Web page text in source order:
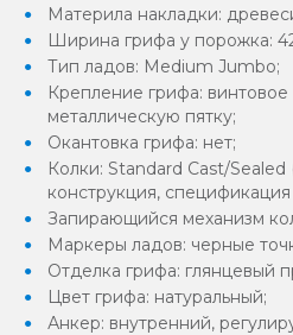
Материла накладки:
Ширина грифа у порожка:
Тип ладов: Medium Jumbo;
Крепление грифа:
металлическую пятку;
Окантовка грифа: нет;
Колки: Standard Cast/Sealed
конструкция, спецификация
Запирающийся механизм
Маркеры ладов: черные
Отделка грифа: глянцевый
Цвет грифа: натуральный;
Анкер: внутренний,